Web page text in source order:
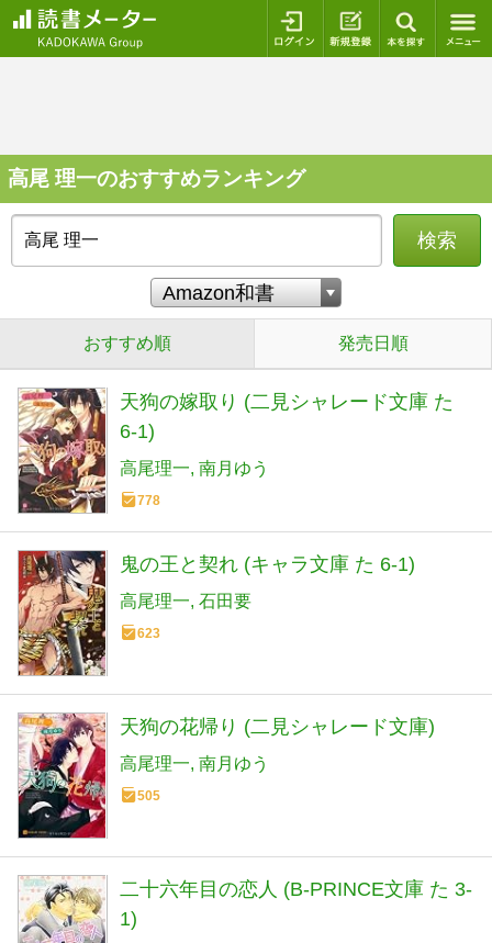
ログイン 新規登録
高尾 理一のおすすめランキング
検索
おすすめ順 発売日順
天狗の嫁取り (二見シャレード文庫 た
6-1)
高尾理一 南月ゆう
778
鬼の王と契れ (キャラ文庫 た 6-1)
高尾理一 石田要
623
天狗の花帰り (二見シャレード文庫)
高尾理一 南月ゆう
505
二十六年目の恋人 (B-PRINCE文庫 た 3-
1)